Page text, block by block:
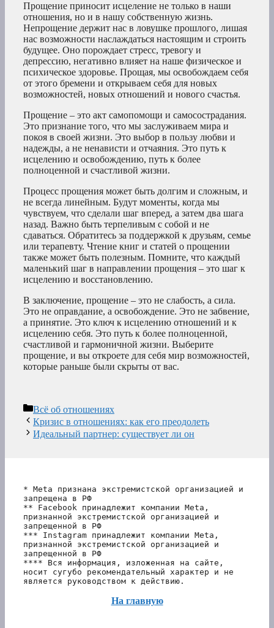
Прощение приносит исцеление не только в наши
отношения, но и в нашу собственную жизнь.
Непрощение держит нас в ловушке прошлого, лишая
нас возможности наслаждаться настоящим и строить
будущее. Оно порождает стресс, тревогу и
депрессию, негативно влияет на наше физическое и
психическое здоровье. Прощая, мы освобождаем себя
от этого бремени и открываем себя для новых
возможностей, новых отношений и нового счастья.
Прощение – это акт самопомощи и самосострадания.
Это признание того, что мы заслуживаем мира и
покоя в своей жизни. Это выбор в пользу любви и
надежды, а не ненависти и отчаяния. Это путь к
исцелению и освобождению, путь к более
полноценной и счастливой жизни.
Процесс прощения может быть долгим и сложным, и
не всегда линейным. Будут моменты, когда мы
чувствуем, что сделали шаг вперед, а затем два шага
назад. Важно быть терпеливым с собой и не
сдаваться. Обратитесь за поддержкой к друзьям, семье
или терапевту. Чтение книг и статей о прощении
также может быть полезным. Помните, что каждый
маленький шаг в направлении прощения – это шаг к
исцелению и восстановлению.
В заключение, прощение – это не слабость, а сила.
Это не оправдание, а освобождение. Это не забвение,
а принятие. Это ключ к исцелению отношений и к
исцелению себя. Это путь к более полноценной,
счастливой и гармоничной жизни. Выберите
прощение, и вы откроете для себя мир возможностей,
которые раньше были скрыты от вас.
Рубрики
Всё об отношениях
Кризис в отношениях: как его преодолеть
Идеальный партнер: существует ли он
* Meta признана экстремистской организацией и
запрещена в РФ
** Facebook принадлежит компании Meta,
признанной экстремистской организацией и
запрещенной в РФ
*** Instagram принадлежит компании Meta,
признанной экстремистской организацией и
запрещенной в РФ
**** Вся информация, изложенная на сайте,
носит сугубо рекомендательный характер и не
является руководством к действию.
На главную